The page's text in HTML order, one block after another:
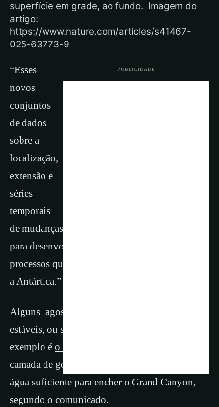
superfície em grade, ao fundo. Imagem do
artigo:
https://www.nature.com/articles/s41467-
025-63773-9
PUBLICIDADE
“Esses
novos
conjuntos
de dados
sobre a
localização,
extensão e
séries
temporais
de mudanças em lagos subglaciais serão usados ​​
para desenvolver nossa compreensão dos
processos que impulsionam o fluxo de água sob
a Antártica.”
Alguns lagos subglaciais na Antártica são
estáveis, ou seja, não secam e reabastecem. Um
exemplo é o Lago Vostok
camada de gelo da Antártica Oriental e contém
água suficiente para encher o Grand Canyon,
segundo o comunicado.